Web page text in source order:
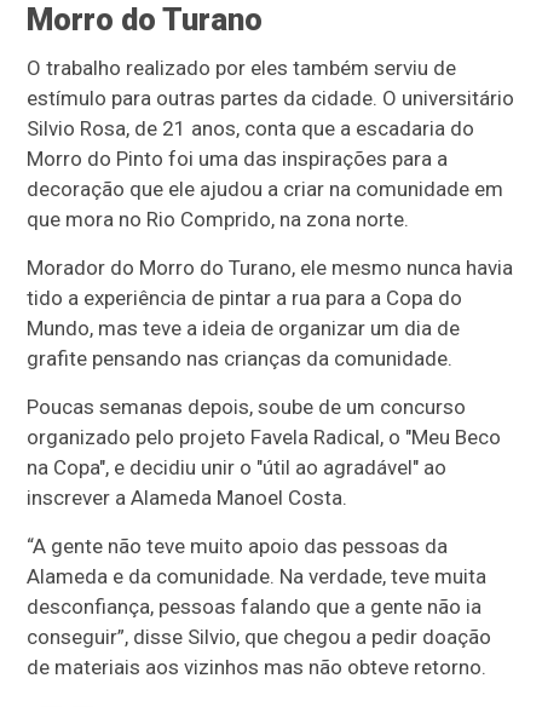
Morro do Turano
O trabalho realizado por eles também serviu de
estímulo para outras partes da cidade. O universitário
Silvio Rosa, de 21 anos, conta que a escadaria do
Morro do Pinto foi uma das inspirações para a
decoração que ele ajudou a criar na comunidade em
que mora no Rio Comprido, na zona norte.
Morador do Morro do Turano, ele mesmo nunca havia
tido a experiência de pintar a rua para a Copa do
Mundo, mas teve a ideia de organizar um dia de
grafite pensando nas crianças da comunidade.
Poucas semanas depois, soube de um concurso
organizado pelo projeto Favela Radical, o "Meu Beco
na Copa", e decidiu unir o "útil ao agradável" ao
inscrever a Alameda Manoel Costa.
“A gente não teve muito apoio das pessoas da
Alameda e da comunidade. Na verdade, teve muita
desconfiança, pessoas falando que a gente não ia
conseguir”, disse Silvio, que chegou a pedir doação
de materiais aos vizinhos mas não obteve retorno.